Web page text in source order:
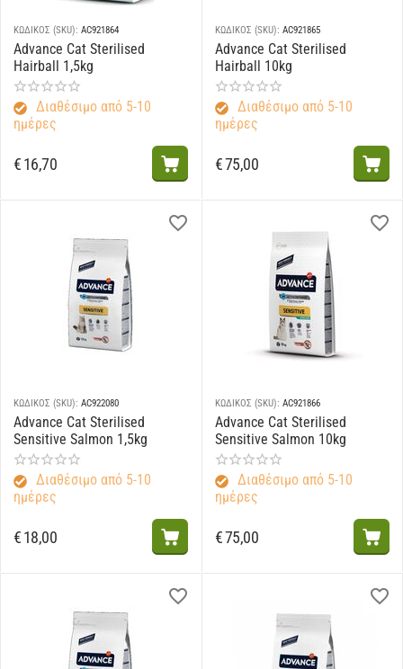
ΚΩΔΙΚΟΣ (SKU): AC921864
Advance Cat Sterilised
Hairball 1,5kg
Διαθέσιμο από 5-10
ημέρες
€16,70
ΚΩΔΙΚΟΣ (SKU): AC921865
Advance Cat Sterilised
Hairball 10kg
Διαθέσιμο από 5-10
ημέρες
€75,00
ΚΩΔΙΚΟΣ (SKU): AC922080
Advance Cat Sterilised
Sensitive Salmon 1,5kg
Διαθέσιμο από 5-10
ημέρες
€18,00
ΚΩΔΙΚΟΣ (SKU): AC921866
Advance Cat Sterilised
Sensitive Salmon 10kg
Διαθέσιμο από 5-10
ημέρες
€75,00